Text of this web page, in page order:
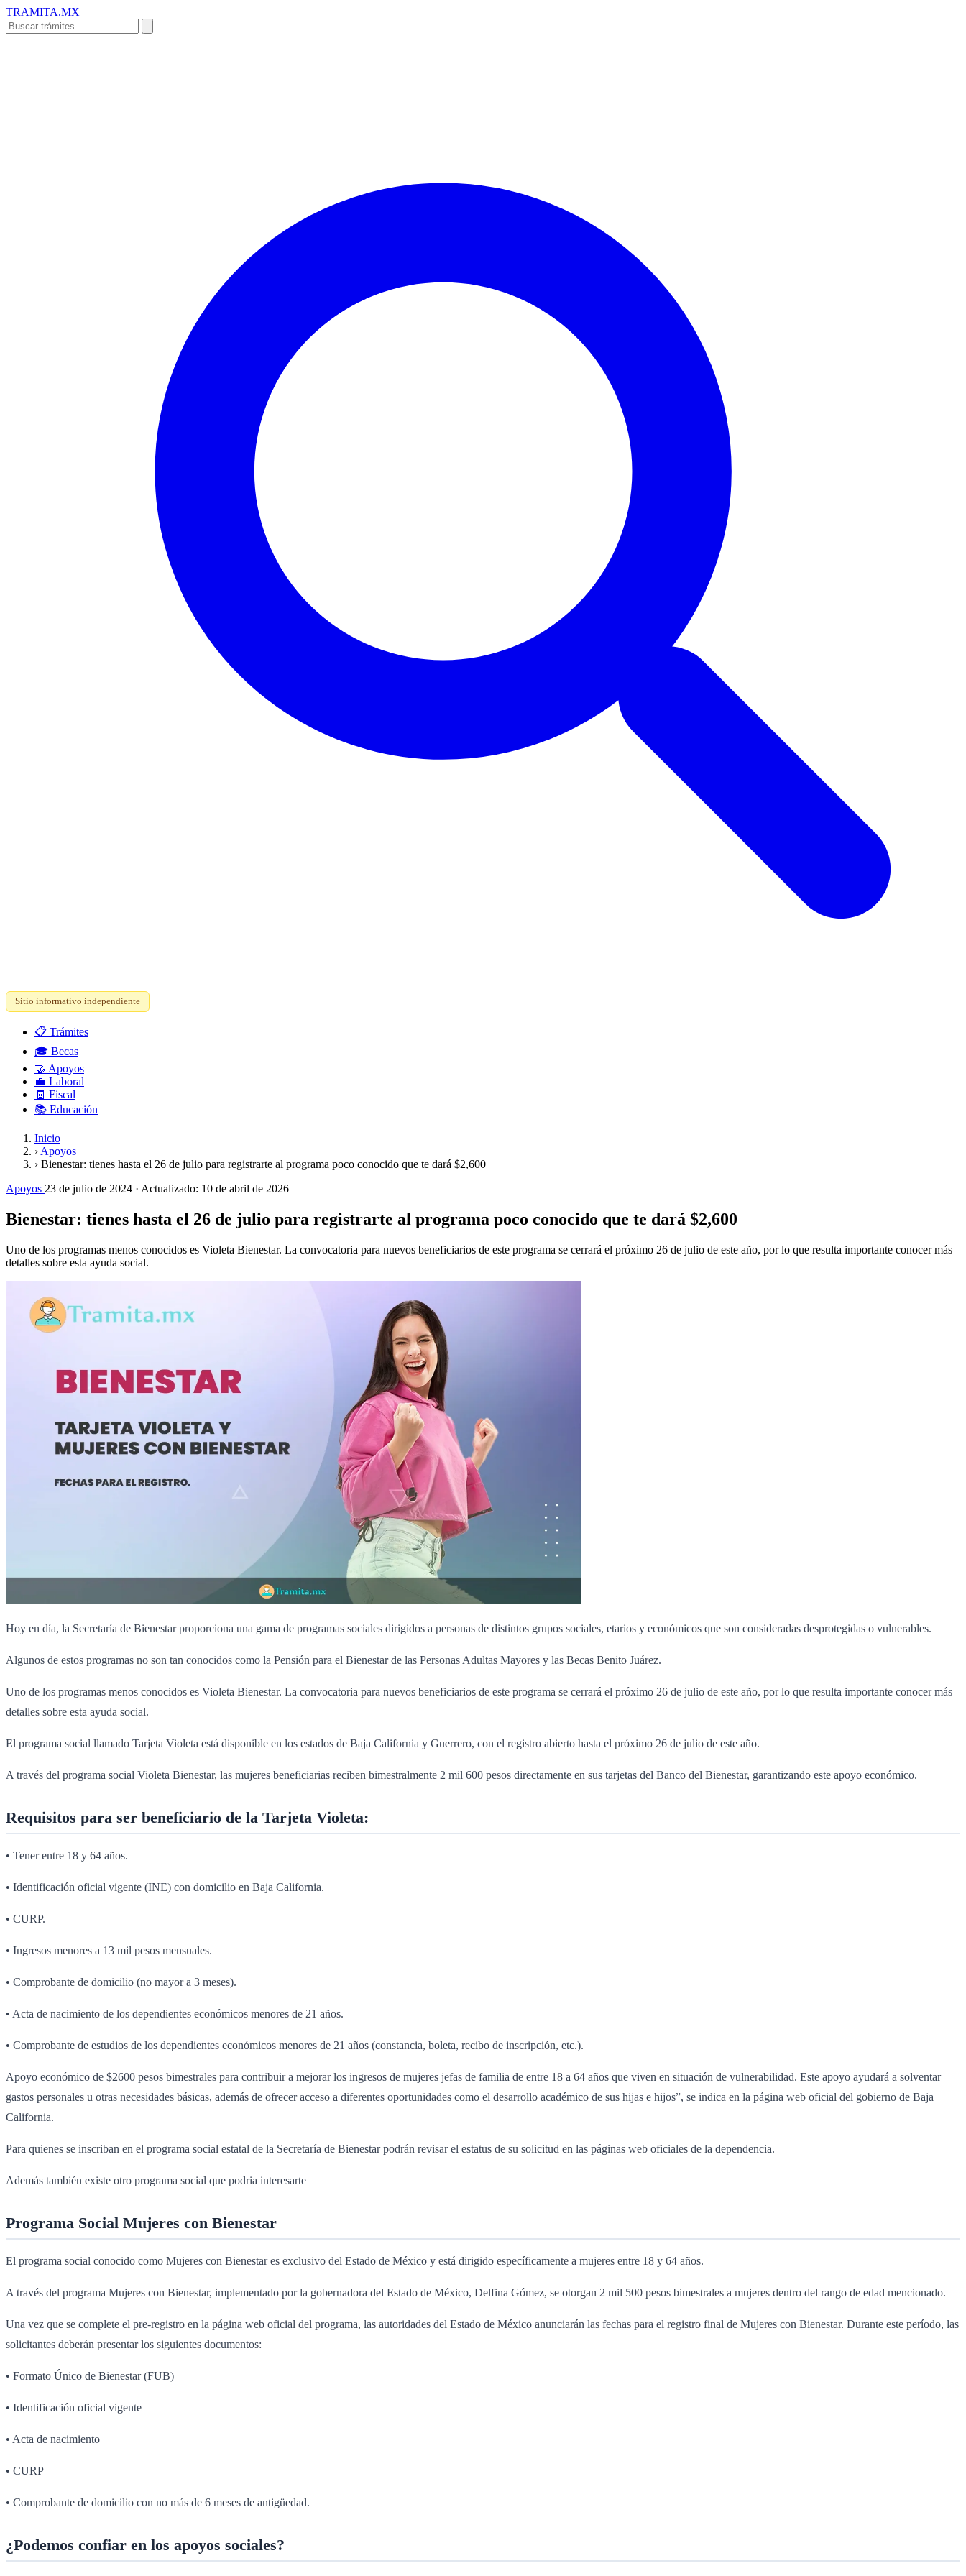
TRAMITA.MX
Sitio informativo independiente
📋 Trámites
🎓 Becas
🤝 Apoyos
💼 Laboral
🧾 Fiscal
📚 Educación
Inicio
› Apoyos
› Bienestar: tienes hasta el 26 de julio para registrarte al programa poco conocido que te dará $2,600
Apoyos 23 de julio de 2024 · Actualizado: 10 de abril de 2026
Bienestar: tienes hasta el 26 de julio para registrarte al programa poco conocido que te dará $2,600
Uno de los programas menos conocidos es Violeta Bienestar. La convocatoria para nuevos beneficiarios de este programa se cerrará el próximo 26 de julio de este año, por lo que resulta importante conocer más
detalles sobre esta ayuda social.
Hoy en día, la Secretaría de Bienestar proporciona una gama de programas sociales dirigidos a personas de distintos grupos sociales, etarios y económicos que son consideradas desprotegidas o vulnerables.
Algunos de estos programas no son tan conocidos como la Pensión para el Bienestar de las Personas Adultas Mayores y las Becas Benito Juárez.
Uno de los programas menos conocidos es Violeta Bienestar. La convocatoria para nuevos beneficiarios de este programa se cerrará el próximo 26 de julio de este año, por lo que resulta importante conocer más
detalles sobre esta ayuda social.
El programa social llamado Tarjeta Violeta está disponible en los estados de Baja California y Guerrero, con el registro abierto hasta el próximo 26 de julio de este año.
A través del programa social Violeta Bienestar, las mujeres beneficiarias reciben bimestralmente 2 mil 600 pesos directamente en sus tarjetas del Banco del Bienestar, garantizando este apoyo económico.
Requisitos para ser beneficiario de la Tarjeta Violeta:
• Tener entre 18 y 64 años.
• Identificación oficial vigente (INE) con domicilio en Baja California.
• CURP.
• Ingresos menores a 13 mil pesos mensuales.
• Comprobante de domicilio (no mayor a 3 meses).
• Acta de nacimiento de los dependientes económicos menores de 21 años.
• Comprobante de estudios de los dependientes económicos menores de 21 años (constancia, boleta, recibo de inscripción, etc.).
Apoyo económico de $2600 pesos bimestrales para contribuir a mejorar los ingresos de mujeres jefas de familia de entre 18 a 64 años que viven en situación de vulnerabilidad. Este apoyo ayudará a solventar
gastos personales u otras necesidades básicas, además de ofrecer acceso a diferentes oportunidades como el desarrollo académico de sus hijas e hijos”, se indica en la página web oficial del gobierno de Baja
California.
Para quienes se inscriban en el programa social estatal de la Secretaría de Bienestar podrán revisar el estatus de su solicitud en las páginas web oficiales de la dependencia.
Además también existe otro programa social que podria interesarte
Programa Social Mujeres con Bienestar
El programa social conocido como Mujeres con Bienestar es exclusivo del Estado de México y está dirigido específicamente a mujeres entre 18 y 64 años.
A través del programa Mujeres con Bienestar, implementado por la gobernadora del Estado de México, Delfina Gómez, se otorgan 2 mil 500 pesos bimestrales a mujeres dentro del rango de edad mencionado.
Una vez que se complete el pre-registro en la página web oficial del programa, las autoridades del Estado de México anunciarán las fechas para el registro final de Mujeres con Bienestar. Durante este período, las
solicitantes deberán presentar los siguientes documentos:
• Formato Único de Bienestar (FUB)
• Identificación oficial vigente
• Acta de nacimiento
• CURP
• Comprobante de domicilio con no más de 6 meses de antigüedad.
¿Podemos confiar en los apoyos sociales?